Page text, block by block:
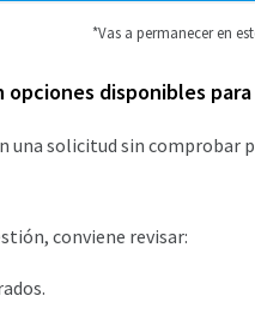
*Vas a permanecer en
opciones disponibles
una solicitud sin comprobar
conviene revisar: